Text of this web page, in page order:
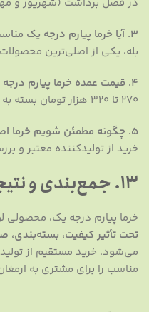
۳. آیا خرما پیارم درجه یک مناسب صادرات است؟
بله، یکی از اصلی‌ترین
۴. قیمت عمده خرما پیارم درجه یک کیلویی چقدر است؟
۲۷۰ تا ۳۲۰ هزار تومان بسته به کیفیت و حجم سفارش.
۵. چگونه مطمئن شویم خرما اصل است؟
خرید از تولیدکننده معتبر و
13. جمع‌بندی و نتیجه‌گیری
خرما پیارم درجه یک،
تحت تأثیر کیفیت، بسته‌بندی،
می‌شود. خرید مستقیم از
مناسب را برای مشتری به